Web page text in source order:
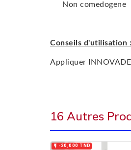
Non comedogene
Conseils d'utilisation :
Appliquer
16 Autres
 -20,000 TND